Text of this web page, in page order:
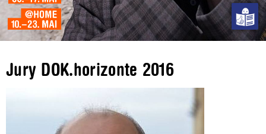
Jury DOK.horizonte 2016